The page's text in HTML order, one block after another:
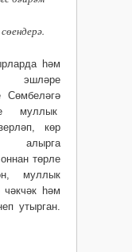
һәм
эшләре
Сөмбеләгә
муллык
көр
алырга
төрле
муллык
чәкчәк һәм
утырган.